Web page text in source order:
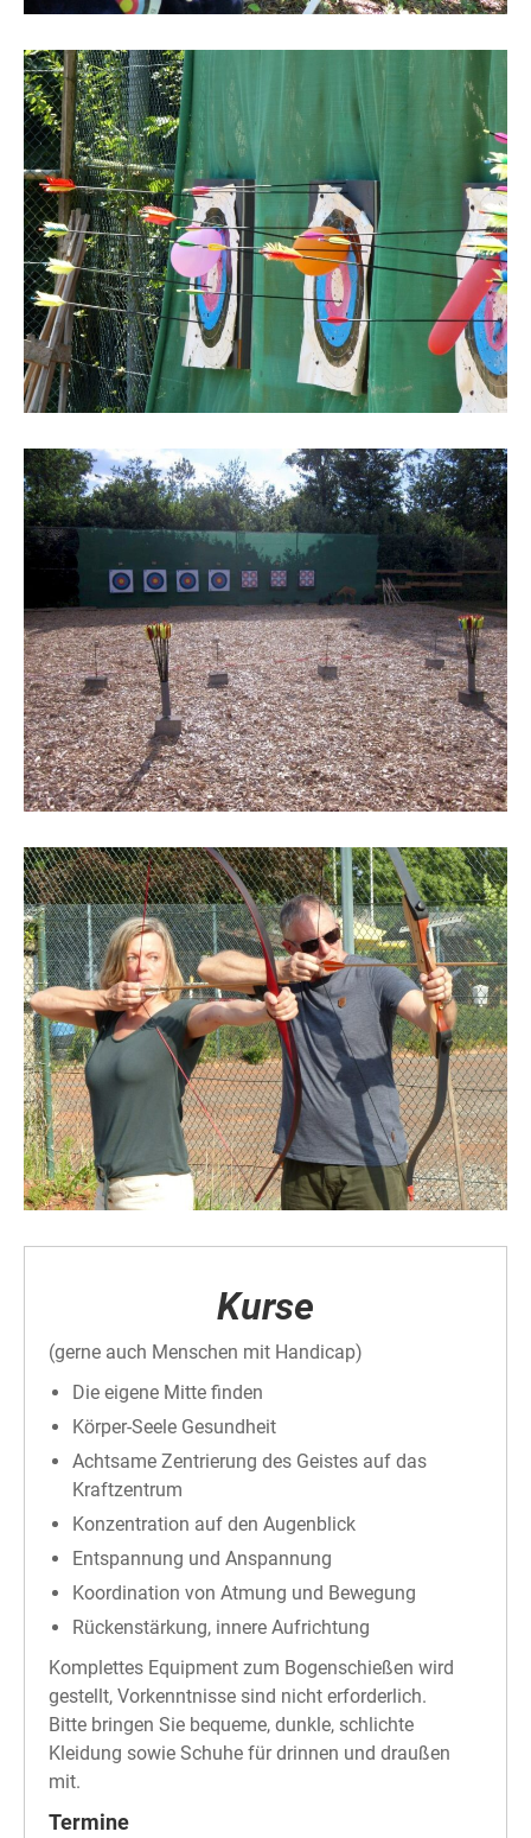
Kurse
(gerne auch Menschen mit Handicap)
Die eigene Mitte finden
Körper-Seele Gesundheit
Achtsame Zentrierung des Geistes auf das
Kraftzentrum
Konzentration auf den Augenblick
Entspannung und Anspannung
Koordination von Atmung und Bewegung
Rückenstärkung, innere Aufrichtung
Komplettes Equipment zum Bogenschießen wird
gestellt, Vorkenntnisse sind nicht erforderlich.
Bitte bringen Sie bequeme, dunkle, schlichte
Kleidung sowie Schuhe für drinnen und draußen
mit.
Termine